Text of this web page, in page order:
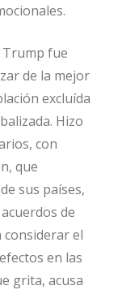
Trump fue
de la mejor
excluída
Hizo
con
que
sus países,
de
considerar el
en las
grita, acusa